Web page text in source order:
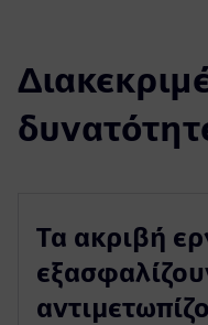
Τα ακριβή